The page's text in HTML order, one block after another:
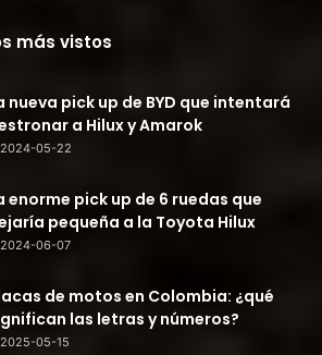
más vistos
nueva pick up de BYD que intentará
a Hilux y Amarok
2024-05-22
enorme pick up de 6 ruedas que
pequeña a la Toyota Hilux
2024-06-07
de motos en Colombia: ¿qué
las letras y números?
2025-05-15